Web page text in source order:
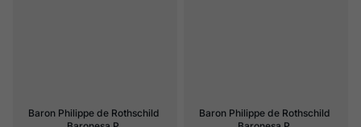
Baron Philippe de Rothschild
Baron Philippe de Rothschild